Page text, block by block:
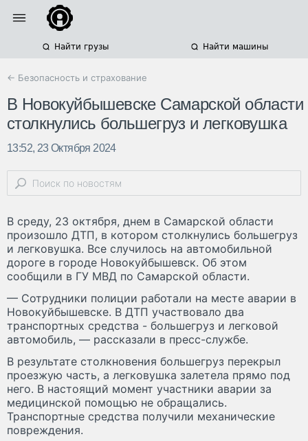
Найти грузы Найти машины
← Безопасность и страхование
В Новокуйбышевске Самарской области
столкнулись большегруз и легковушка
13:52, 23 Октября 2024
В среду, 23 октября, днем в Самарской области
произошло ДТП, в котором столкнулись большегруз
и легковушка. Все случилось на автомобильной
дороге в городе Новокуйбышевск. Об этом
сообщили в ГУ МВД по Самарской области.
— Сотрудники полиции работали на месте аварии в
Новокуйбышевске. В ДТП участвовало два
транспортных средства - большегруз и легковой
автомобиль, — рассказали в пресс-службе.
В результате столкновения большегруз перекрыл
проезжую часть, а легковушка залетела прямо под
него. В настоящий момент участники аварии за
медицинской помощью не обращались.
Транспортные средства получили механические
повреждения.